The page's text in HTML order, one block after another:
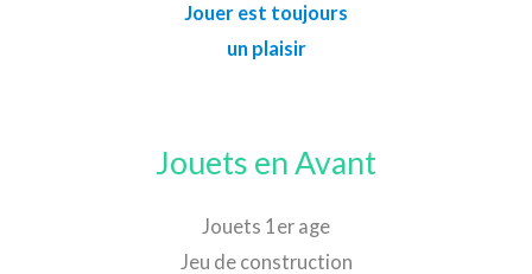
Jouer est toujours
un plaisir
Jouets en Avant
Jouets 1er age
Jeu de construction